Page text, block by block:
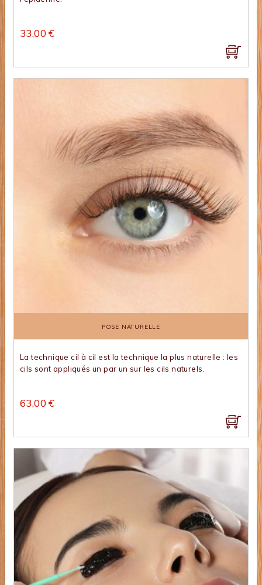
33,00 €
POSE NATURELLE
La technique cil à cil est la technique la plus naturelle : les
cils sont appliqués un par un sur les cils naturels.
63,00 €